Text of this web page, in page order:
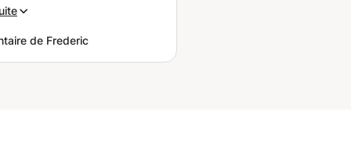
tant que débutant, j’ai
compte de mes
pour préparer le cours
de Frederic